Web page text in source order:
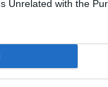
Unrelated with the